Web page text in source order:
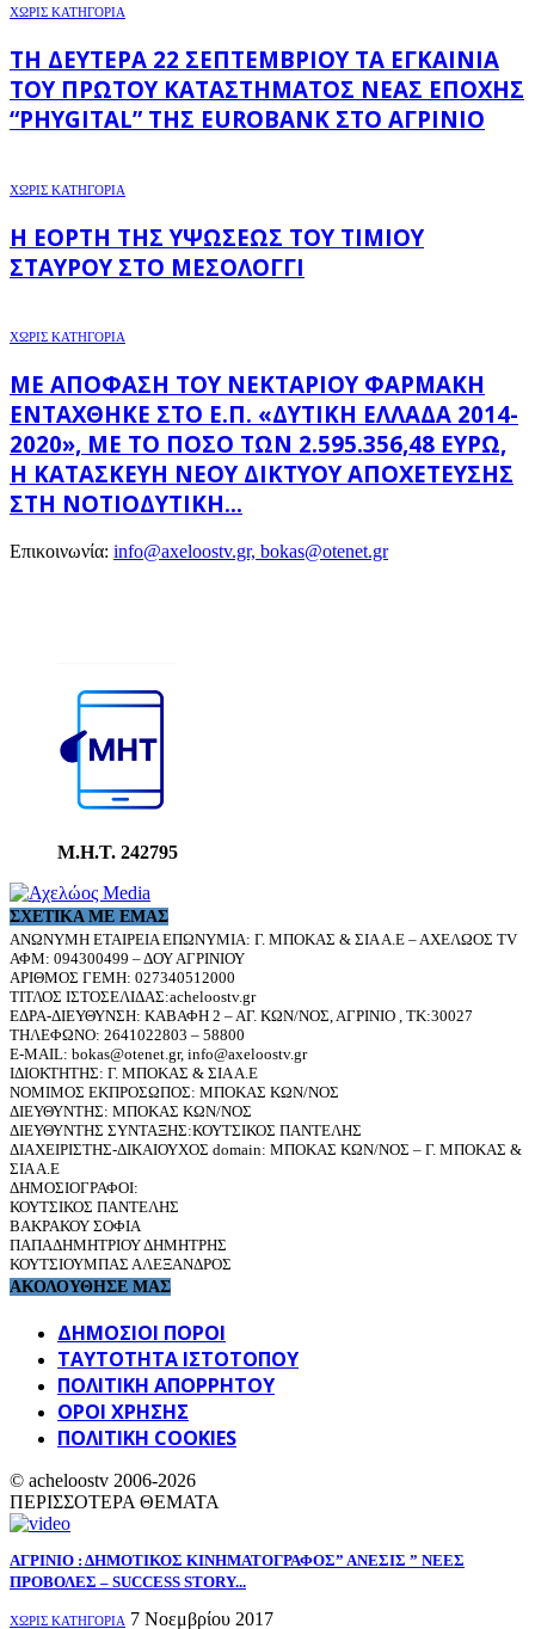
ΧΩΡΊΣ ΚΑΤΗΓΟΡΊΑ
ΤΗ ΔΕΥΤΈΡΑ 22 ΣΕΠΤΕΜΒΡΊΟΥ ΤΑ ΕΓΚΑΊΝΙΑ
ΤΟΥ ΠΡΏΤΟΥ ΚΑΤΑΣΤΉΜΑΤΟΣ ΝΈΑΣ ΕΠΟΧΉΣ
“PHYGITAL” ΤΗΣ EUROBANK ΣΤΟ ΑΓΡΊΝΙΟ
ΧΩΡΊΣ ΚΑΤΗΓΟΡΊΑ
Η ΕΟΡΤΉ ΤΗΣ ΥΨΏΣΕΩΣ ΤΟΥ ΤΙΜΊΟΥ
ΣΤΑΥΡΟΎ ΣΤΟ ΜΕΣΟΛΌΓΓΙ
ΧΩΡΊΣ ΚΑΤΗΓΟΡΊΑ
ΜΕ ΑΠΌΦΑΣΗ ΤΟΥ ΝΕΚΤΆΡΙΟΥ ΦΑΡΜΆΚΗ
ΕΝΤΆΧΘΗΚΕ ΣΤΟ Ε.Π. «ΔΥΤΙΚΉ ΕΛΛΆΔΑ 2014-
2020», ΜΕ ΤΟ ΠΟΣΌ ΤΩΝ 2.595.356,48 ΕΥΡΏ,
Η ΚΑΤΑΣΚΕΥΉ ΝΈΟΥ ΔΙΚΤΎΟΥ ΑΠΟΧΈΤΕΥΣΗΣ
ΣΤΗ ΝΟΤΙΟΔΥΤΙΚΉ...
Επικοινωνία: info@axeloostv.gr, bokas@otenet.gr
Μ.Η.Τ. 242795
ΣΧΕΤΙΚΆ ΜΕ ΕΜΆΣ
ΑΝΩΝΥΜΗ ΕΤΑΙΡΕΙΑ ΕΠΩΝΥΜΙΑ: Γ. ΜΠΟΚΑΣ & ΣΙΑ Α.Ε – ΑΧΕΛΩΟΣ TV
ΑΦΜ: 094300499 – ΔΟΥ ΑΓΡΙΝΙΟΥ
ΑΡΙΘΜΟΣ ΓΕΜΗ: 027340512000
ΤΙΤΛΟΣ ΙΣΤΟΣΕΛΙΔΑΣ:acheloostv.gr
ΕΔΡΑ-ΔΙΕΥΘΥΝΣΗ: ΚΑΒΑΦΗ 2 – ΑΓ. ΚΩΝ/ΝΟΣ, ΑΓΡΙΝΙΟ , ΤΚ:30027
ΤΗΛΕΦΩΝΟ: 2641022803 – 58800
E-MAIL: bokas@otenet.gr, info@axeloostv.gr
ΙΔΙΟΚΤΗΤΗΣ: Γ. ΜΠΟΚΑΣ & ΣΙΑ Α.Ε
ΝΟΜΙΜΟΣ ΕΚΠΡΟΣΩΠΟΣ: ΜΠΟΚΑΣ ΚΩΝ/ΝΟΣ
ΔΙΕΥΘΥΝΤΗΣ: ΜΠΟΚΑΣ ΚΩΝ/ΝΟΣ
ΔΙΕΥΘΥΝΤΗΣ ΣΥΝΤΑΞΗΣ:ΚΟΥΤΣΙΚΟΣ ΠΑΝΤΕΛΗΣ
ΔΙΑΧΕΙΡΙΣΤΗΣ-ΔΙΚΑΙΟΥΧΟΣ domain: ΜΠΟΚΑΣ ΚΩΝ/ΝΟΣ – Γ. ΜΠΟΚΑΣ &
ΣΙΑ Α.Ε
ΔΗΜΟΣΙΟΓΡΑΦΟΙ:
ΚΟΥΤΣΙΚΟΣ ΠΑΝΤΕΛΗΣ
ΒΑΚΡΑΚΟΥ ΣΟΦΙΑ
ΠΑΠΑΔΗΜΗΤΡΙΟΥ ΔΗΜΗΤΡΗΣ
ΚΟΥΤΣΙΟΥΜΠΑΣ ΑΛΕΞΑΝΔΡΟΣ
ΑΚΟΛΟΥΘΗΣΕ ΜΑΣ
ΔΗΜΟΣΙΟΙ ΠΟΡΟΙ
ΤΑΥΤΌΤΗΤΑ ΙΣΤΌΤΟΠΟΥ
ΠΟΛΙΤΙΚΉ ΑΠΟΡΡΉΤΟΥ
ΌΡΟΙ ΧΡΉΣΗΣ
ΠΟΛΙΤΙΚΗ COOKIES
© acheloostv 2006-2026
ΠΕΡΙΣΣΟΤΕΡΑ ΘΕΜΑΤΑ
ΑΓΡΙΝΙΟ : ΔΗΜΟΤΙΚΟΣ ΚΙΝΗΜΑΤΟΓΡΑΦΟΣ” ΑΝΕΣΙΣ ” NEEΣ
ΠΡΟΒΟΛΕΣ – SUCCESS STORY...
ΧΩΡΊΣ ΚΑΤΗΓΟΡΊΑ 7 Νοεμβρίου 2017